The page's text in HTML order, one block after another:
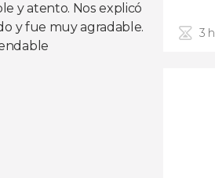
y atento. Nos explicó
y fue muy agradable.
3